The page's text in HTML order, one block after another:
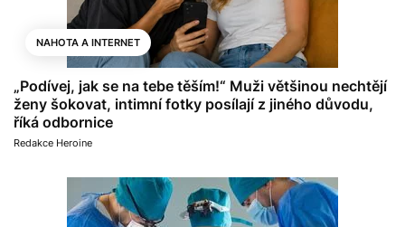
NAHOTA A INTERNET
„Podívej, jak se na tebe těším!“ Muži většinou nechtějí
ženy šokovat, intimní fotky posílají z jiného důvodu,
říká odbornice
Redakce Heroine